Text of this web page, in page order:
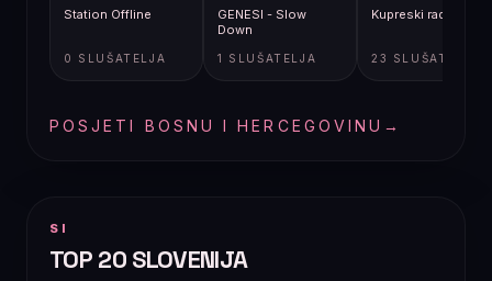
Station Offline
0 SLUŠATELJA
GENESI - Slow
Down
1 SLUŠATELJA
Kupreski radio
23 SLUŠATELJA
POSJETI BOSNU I HERCEGOVINU →
SI
TOP 20 SLOVENIJA